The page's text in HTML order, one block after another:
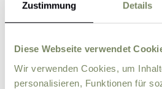
Zustimmung Details
Diese Webseite verwendet
Wir verwenden Cookies, um
personalisieren, Funktionen für